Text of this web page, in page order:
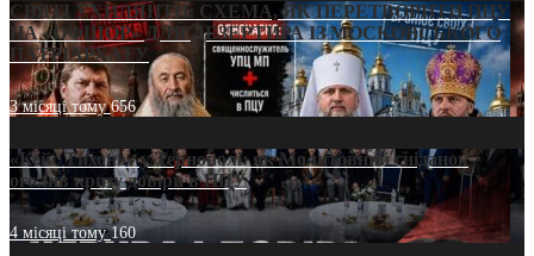
СВЯТІ УХИЛЯНТИ: СХЕМА, ЯК ПЕРЕТВОРИТИ ПЦУ
НА «ОФШОР» ДЛЯ ДЕЗЕРТИРА ІЗ МОСКОВСЬКОГО
ПАТРІАРХАТУ
3 місяці тому656
«Кейс Тихона» у Тернополі: як Молитовний сніданок
оголив кризу довіри в ПЦУ
4 місяці тому160